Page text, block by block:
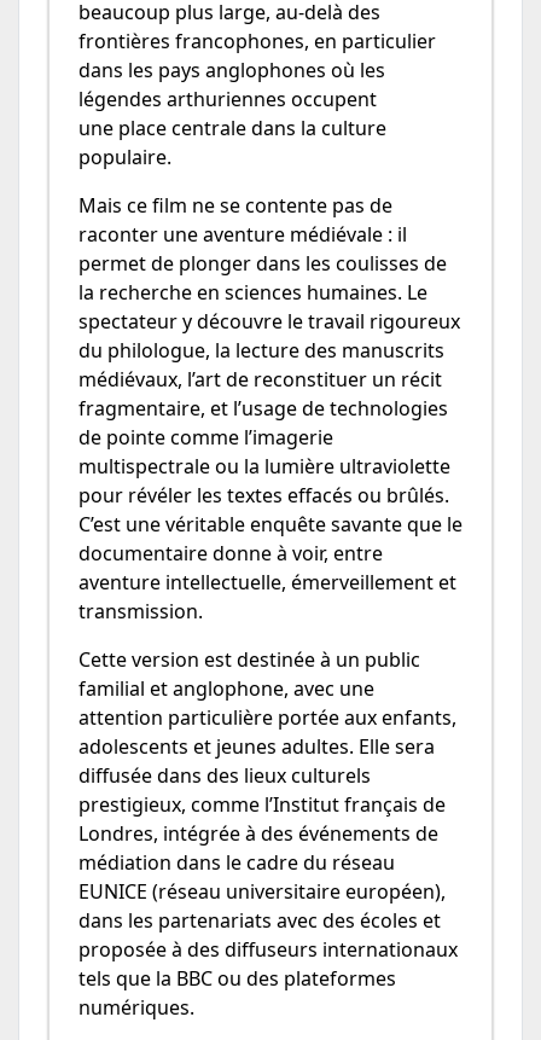
beaucoup plus large, au-delà des
frontières francophones, en particulier
dans les pays anglophones où les
légendes arthuriennes occupent
une place centrale dans la culture
populaire.
Mais ce film ne se contente pas de
raconter une aventure médiévale : il
permet de plonger dans les coulisses de
la recherche en sciences humaines. Le
spectateur y découvre le travail rigoureux
du philologue, la lecture des manuscrits
médiévaux, l’art de reconstituer un récit
fragmentaire, et l’usage de technologies
de pointe comme l’imagerie
multispectrale ou la lumière ultraviolette
pour révéler les textes effacés ou brûlés.
C’est une véritable enquête savante que le
documentaire donne à voir, entre
aventure intellectuelle, émerveillement et
transmission.
Cette version est destinée à un public
familial et anglophone, avec une
attention particulière portée aux enfants,
adolescents et jeunes adultes. Elle sera
diffusée dans des lieux culturels
prestigieux, comme l’Institut français de
Londres, intégrée à des événements de
médiation dans le cadre du réseau
EUNICE (réseau universitaire européen),
dans les partenariats avec des écoles et
proposée à des diffuseurs internationaux
tels que la BBC ou des plateformes
numériques.